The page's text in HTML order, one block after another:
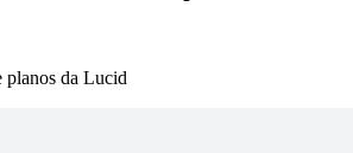
planos da Lucid